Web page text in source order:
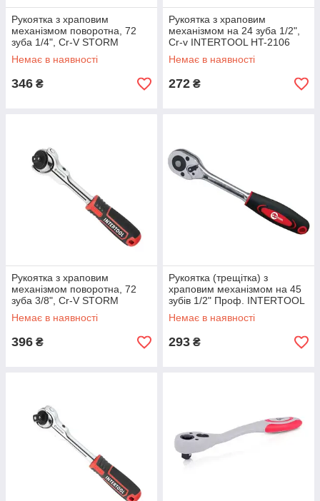
Рукоятка з храповим
механізмом поворотна, 72
зуба 1/4", Cr-V STORM
INTERTOOL ET-8007 mst mst
Немає в наявності
346 ₴
Рукоятка з храповим
механізмом на 24 зуба 1/2",
Cr-v INTERTOOL HT-2106
mst mst
Немає в наявності
272 ₴
Рукоятка з храповим
механізмом поворотна, 72
зуба 3/8", Cr-V STORM
INTERTOOL ET-8008 mst mst
Немає в наявності
396 ₴
Рукоятка (трещітка) з
храповим механізмом на 45
зубів 1/2" Проф. INTERTOOL
HT-2119 mst mst
Немає в наявності
293 ₴